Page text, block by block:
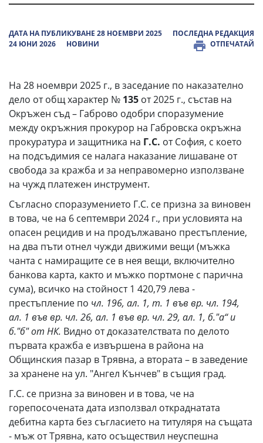
ДАТА НА ПУБЛИКУВАНЕ 28 НОЕМВРИ 2025
ПОСЛЕДНА РЕДАКЦИЯ
24 ЮНИ 2026
НОВИНИ ОТПЕЧАТАЙ
На 28 ноември 2025 г., в заседание по наказателно
дело от общ характер № 135 от 2025 г., състав на
Окръжен съд – Габрово одобри споразумение
между окръжния прокурор на Габровска окръжна
прокуратура и защитника на Г.С. от София, с което
на подсъдимия се налага наказание лишаване от
свобода за кражба и за неправомерно използване
на чужд платежен инструмент.
Съгласно споразумението Г.С. се призна за виновен
в това, че на 6 септември 2024 г., при условията на
опасен рецидив и на продължавано престъпление,
на два пъти отнел чужди движими вещи (мъжка
чанта с намиращите се в нея вещи, включително
банкова карта, както и мъжко портмоне с парична
сума), всичко на стойност 1 420,79 лева -
престъпление по чл. 196, ал. 1, т. 1 във вр. чл. 194,
ал. 1 във вр. чл. 26, ал. 1 във вр. чл. 29, ал. 1, б."а“ и
б."б" от НК. Видно от доказателствата по делото
първата кражба е извършена в района на
Общинския пазар в Трявна, а втората – в заведение
за хранене на ул. "Ангел Кънчев" в същия град.
Г.С. се призна за виновен и в това, че на
горепосочената дата използвал откраднатата
дебитна карта без съгласието на титуляря на същата
- мъж от Трявна, като осъществил неуспешна